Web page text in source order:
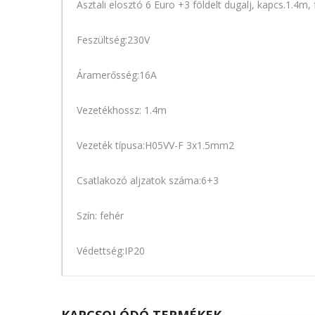
Asztali elosztó 6 Euro +3 földelt dugalj, kapcs.1.4m,
Feszültség:230V
Áramerősség:16A
Vezetékhossz: 1.4m
Vezeték típusa:H05VV-F 3x1.5mm2
Csatlakozó aljzatok száma:6+3
Szín: fehér
Védettség:IP20